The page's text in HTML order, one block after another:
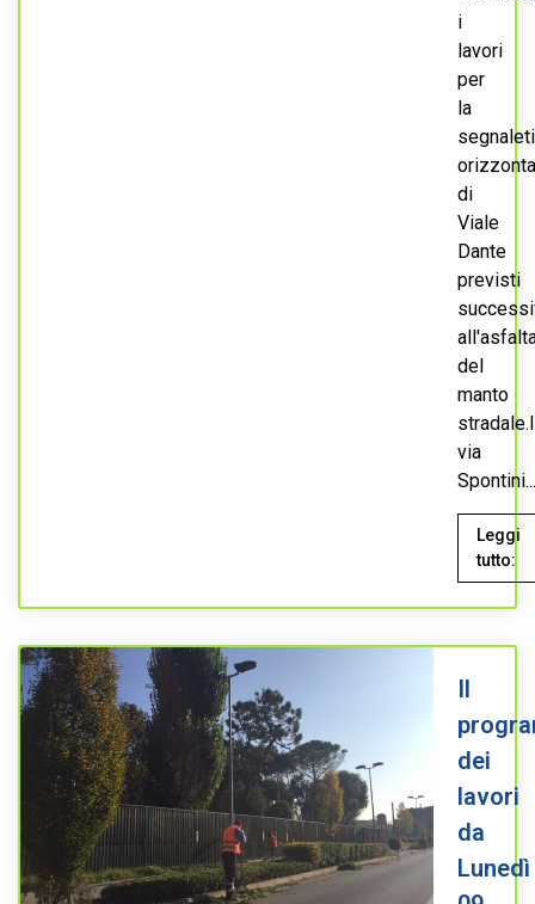
i
lavori
per
la
di
Viale
Dante
previsti
del
manto
via
Spontini...
Leggi
tutto:
Il
dei
lavori
da
Lunedì